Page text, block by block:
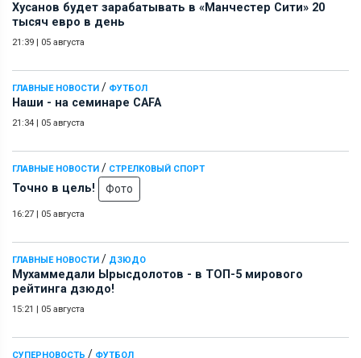
Хусанов будет зарабатывать в «Манчестер Сити» 20
тысяч евро в день
21:39 05 августа
ГЛАВНЫЕ НОВОСТИ / ФУТБОЛ
Наши - на семинаре СAFA
21:34 05 августа
ГЛАВНЫЕ НОВОСТИ / СТРЕЛКОВЫЙ СПОРТ
Точно в цель! Фото
16:27 05 августа
ГЛАВНЫЕ НОВОСТИ / ДЗЮДО
Мухаммедали Ырысдолотов - в ТОП-5 мирового
рейтинга дзюдо!
15:21 05 августа
СУПЕРНОВОСТЬ / ФУТБОЛ